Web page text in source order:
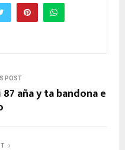
POST
aña y ta bandona e